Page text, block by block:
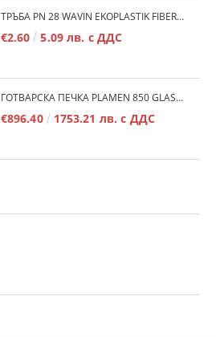
ТРЪБА PN 28 WAVIN EKOPLASTIK FIBER BASALT PLUS - 3М/БР.
€2.60 5.09 лв. с ДДС
ГОТВАРСКА ПЕЧКА PLAMEN 850 GLAS 11KW
€896.40 1753.21 лв. с ДДС